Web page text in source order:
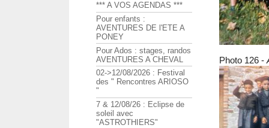
Photo 126 -
*** A VOS AGENDAS ***
Pour enfants :
AVENTURES DE l'ETE A
PONEY
Pour Ados : stages, randos
AVENTURES A CHEVAL
02->12/08/2026 : Festival
des " Rencontres ARIOSO
"
7 & 12/08/26 : Eclipse de
soleil avec
"ASTROTHIERS"